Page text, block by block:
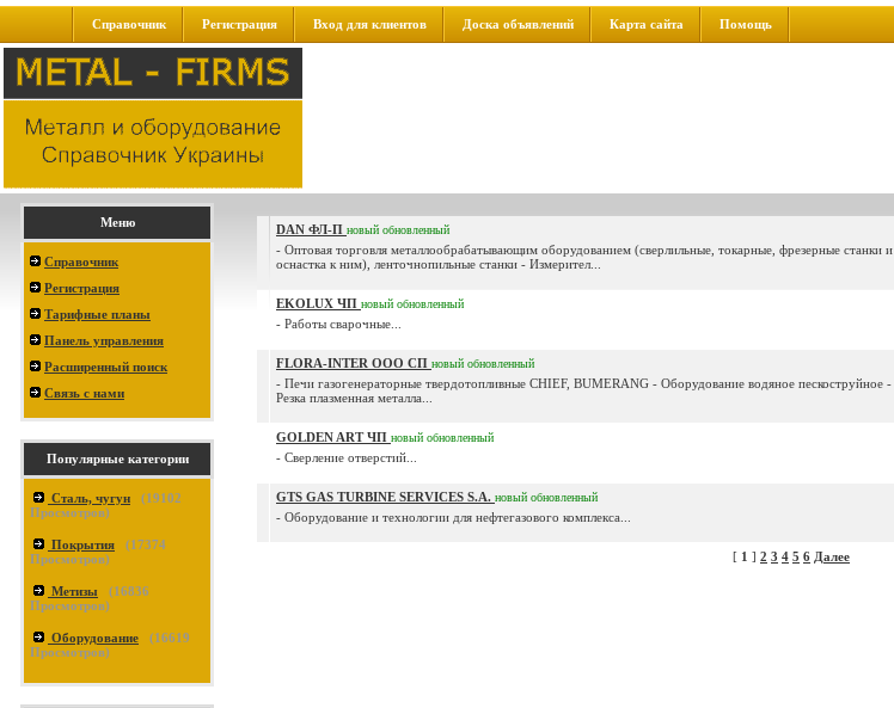
Справочник Регистрация Вход для клиентов Доска объявлений Карта сайта Помощь
Меню
Справочник
Регистрация
Тарифные планы
Панель управления
Расширенный поиск
Связь с нами
Популярные категории
Сталь, чугун (19102
Просмотров)
Покрытия (17374
Просмотров)
Метизы (16836
Просмотров)
Оборудование (16619
Просмотров)
DAN ФЛ-П новый обновленный
- Оптовая торговля металлообрабатывающим оборудованием (сверлильные, токарные, фрезерные станки и
оснастка к ним), ленточнопильные станки - Измерител...
EKOLUX ЧП новый обновленный
- Работы сварочные...
FLORA-INTER ООО СП новый обновленный
- Печи газогенераторные твердотопливные CHIEF, BUMERANG - Оборудование водяное пескоструйное -
Резка плазменная металла...
GOLDEN ART ЧП новый обновленный
- Сверление отверстий...
GTS GAS TURBINE SERVICES S.A. новый обновленный
- Оборудование и технологии для нефтегазового комплекса...
[ 1 ] 2 3 4 5 6 Далее